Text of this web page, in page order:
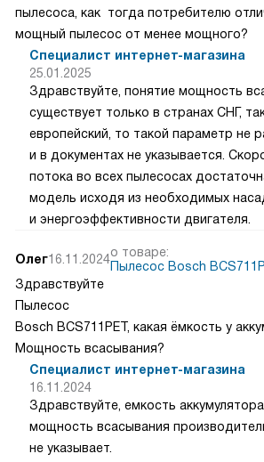
пылесоса, как тогда потребителю
мощный пылесос от менее мощного?
Специалист интернет-магазина
25.01.2025
Здравствуйте, понятие мощность
существует только в странах СНГ,
европейский, то такой параметр не
и в документах не указывается.
потока во всех пылесосах
модель исходя из необходимых
и энергоэффективности двигателя.
Олег16.11.2024о товаре:
Пылесос Bosch
Здравствуйте
Пылесос
Bosch BCS711PET, какая ёмкость у
Мощность всасывания?
Специалист интернет-магазина
16.11.2024
Здравствуйте, емкость
мощность всасывания
не указывает.